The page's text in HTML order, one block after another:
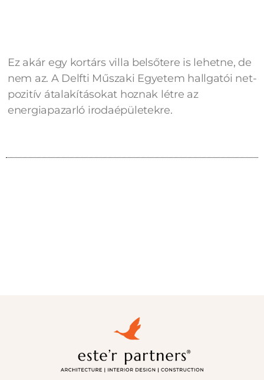
Ez akár egy kortárs villa belsőtere is lehetne, de
nem az. A Delfti Műszaki Egyetem hallgatói net-
pozitív átalakításokat hoznak létre az
energiapazarló irodaépületekre.